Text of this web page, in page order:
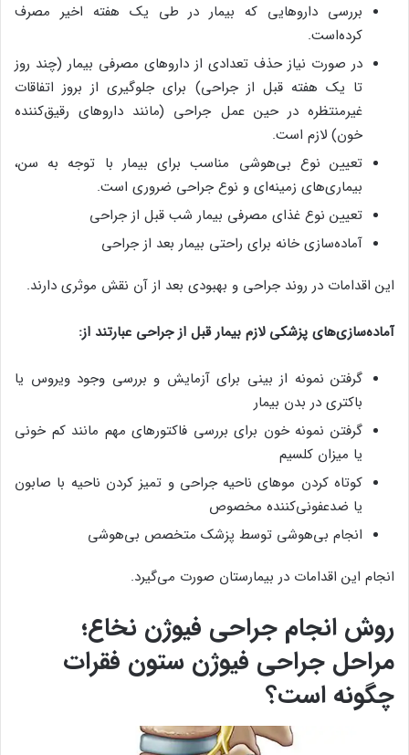
بررسی داروهایی که بیمار در طی یک هفته اخیر مصرف
کرده‌است.
در صورت نیاز حذف تعدادی از داروهای مصرفی بیمار (چند روز
تا یک هفته قبل از جراحی) برای جلوگیری از بروز اتفاقات
غیرمنتظره در حین عمل جراحی (مانند داروهای رقیق‌کننده
خون) لازم است.
تعیین نوع بی‌هوشی مناسب برای بیمار با توجه به سن،
بیماری‌های زمینه‌ای و نوع جراحی ضروری است.
تعیین نوع غذای مصرفی بیمار شب قبل از جراحی
آماده‌سازی خانه برای راحتی بیمار بعد از جراحی
این اقدامات در روند جراحی و بهبودی بعد از آن نقش موثری دارند.
آماده‌سازی‌های پزشکی لازم بیمار قبل از جراحی عبارتند از:
گرفتن نمونه از بینی برای آزمایش و بررسی وجود ویروس یا
باکتری در بدن بیمار
گرفتن نمونه خون برای بررسی فاکتورهای مهم مانند کم خونی
یا میزان کلسیم
کوتاه کردن موهای ناحیه جراحی و تمیز کردن ناحیه با صابون
یا ضدعفونی‌کننده مخصوص
انجام بی‌هوشی توسط پزشک متخصص بی‌هوشی
انجام این اقدامات در بیمارستان صورت می‌گیرد.
روش انجام جراحی فیوژن نخاع؛
مراحل جراحی فیوژن ستون فقرات
چگونه است؟